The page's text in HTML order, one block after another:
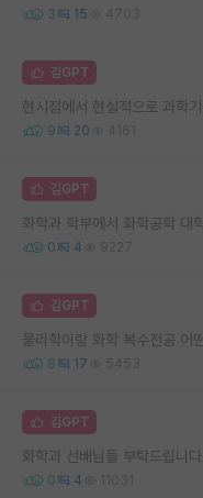
3 15 4703
김GPT
현시점에서 현실적으로 과학
9 20 4161
김GPT
화학과 학부에서 화학공학 대
0 4 9227
김GPT
물리학이랑 화학 복수전공 어
8 17 5453
김GPT
화학과 선배님들 부탁드립니다.
0 4 11031